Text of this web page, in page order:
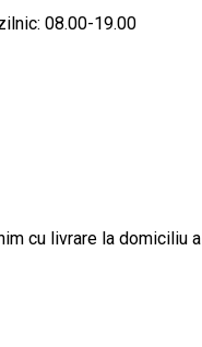
08.00-19.00
cu livrare la domiciliu